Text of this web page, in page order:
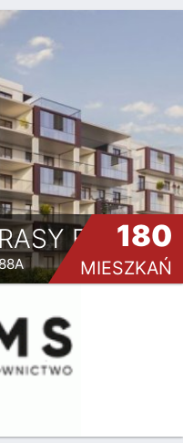
ETAP V
180
MIESZKAŃ